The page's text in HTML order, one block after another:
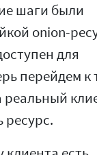
шаги были
onion-
для
перейдем к
реальный
ресурс.